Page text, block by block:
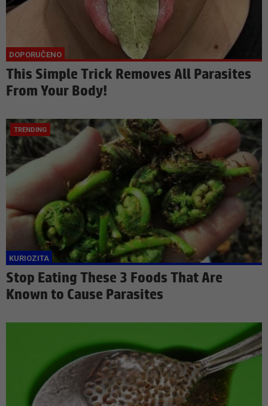
This Simple Trick Removes All Parasites
From Your Body!
Stop Eating These 3 Foods That Are
Known to Cause Parasites